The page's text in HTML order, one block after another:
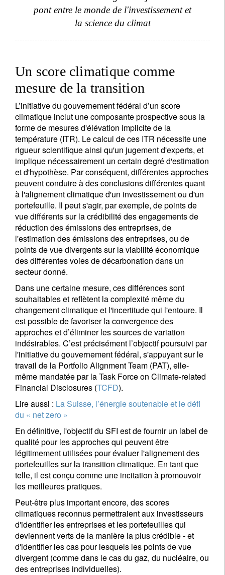
pont entre le monde de l'investissement et
la science du climat
Un score climatique comme
mesure de la transition
L’initiative du gouvernement fédéral d’un score
climatique inclut une composante prospective sous la
forme de mesures d'élévation implicite de la
température (ITR). Le calcul de ces ITR nécessite une
rigueur scientifique ainsi qu'un jugement d'experts, et
implique nécessairement un certain degré d'estimation
et d'hypothèse. Par conséquent, différentes approches
peuvent conduire à des conclusions différentes quant
à l'alignement climatique d'un investissement ou d'un
portefeuille. Il peut s'agir, par exemple, de points de
vue différents sur la crédibilité des engagements de
réduction des émissions des entreprises, de
l'estimation des émissions des entreprises, ou de
points de vue divergents sur la viabilité économique
des différentes voies de décarbonation dans un
secteur donné.
Dans une certaine mesure, ces différences sont
souhaitables et reflètent la complexité même du
changement climatique et l'incertitude qui l'entoure. Il
est possible de favoriser la convergence des
approches et d’éliminer les sources de variation
indésirables. C’est précisément l’objectif poursuivi par
l'initiative du gouvernement fédéral, s'appuyant sur le
travail de la Portfolio Alignment Team (PAT), elle-
même mandatée par la Task Force on Climate-related
Financial Disclosures (TCFD).
Lire aussi : La Suisse, l’énergie soutenable et le défi
du « net zero »
En définitive, l'objectif du SFI est de fournir un label de
qualité pour les approches qui peuvent être
légitimement utilisées pour évaluer l'alignement des
portefeuilles sur la transition climatique. En tant que
telle, il est conçu comme une incitation à promouvoir
les meilleures pratiques.
Peut-être plus important encore, des scores
climatiques reconnus permettraient aux investisseurs
d'identifier les entreprises et les portefeuilles qui
deviennent verts de la manière la plus crédible - et
d'identifier les cas pour lesquels les points de vue
divergent (comme dans le cas du gaz, du nucléaire, ou
des entreprises individuelles).
S'inscrire à la newsletter
Prénom
Nom
Pays de résidence
Je ne suis pas résident ou citoyen des Etats-Unis
Vos informations seront utilisées conformément à
notrepolitique de confidentialité
s'inscrire